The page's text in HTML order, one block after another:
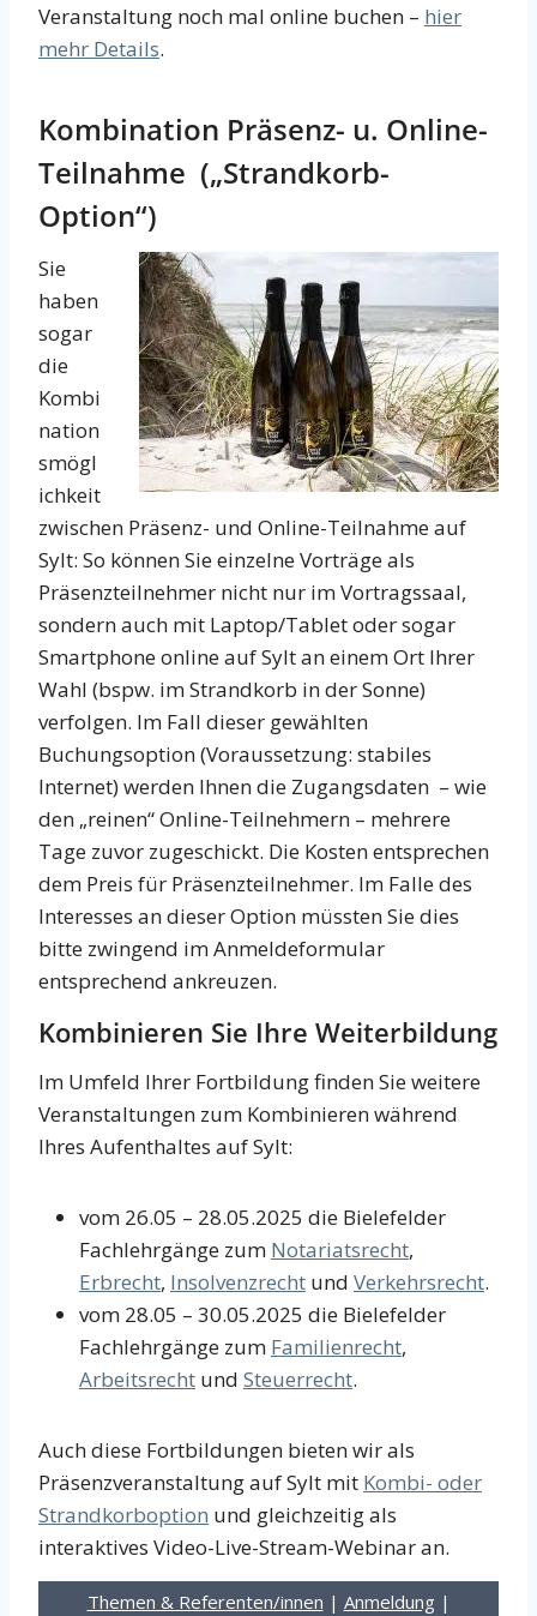
Veranstaltung noch mal online buchen – hier
mehr Details.
Kombination Präsenz- u. Online-
Teilnahme („Strandkorb-
Option“)
Sie
haben
sogar
die
Kombi
nation
smögl
ichkeit
zwischen Präsenz- und Online-Teilnahme auf
Sylt: So können Sie einzelne Vorträge als
Präsenzteilnehmer nicht nur im Vortragssaal,
sondern auch mit Laptop/Tablet oder sogar
Smartphone online auf Sylt an einem Ort Ihrer
Wahl (bspw. im Strandkorb in der Sonne)
verfolgen. Im Fall dieser gewählten
Buchungsoption (Voraussetzung: stabiles
Internet) werden Ihnen die Zugangsdaten – wie
den „reinen“ Online-Teilnehmern – mehrere
Tage zuvor zugeschickt. Die Kosten entsprechen
dem Preis für Präsenzteilnehmer. Im Falle des
Interesses an dieser Option müssten Sie dies
bitte zwingend im Anmeldeformular
entsprechend ankreuzen.
Kombinieren Sie Ihre Weiterbildung
Im Umfeld Ihrer Fortbildung finden Sie weitere
Veranstaltungen zum Kombinieren während
Ihres Aufenthaltes auf Sylt:
vom 26.05 – 28.05.2025 die Bielefelder
Fachlehrgänge zum Notariatsrecht,
Erbrecht, Insolvenzrecht und Verkehrsrecht.
vom 28.05 – 30.05.2025 die Bielefelder
Fachlehrgänge zum Familienrecht,
Arbeitsrecht und Steuerrecht.
Auch diese Fortbildungen bieten wir als
Präsenzveranstaltung auf Sylt mit Kombi- oder
Strandkorboption und gleichzeitig als
interaktives Video-Live-Stream-Webinar an.
Themen & Referenten/innen | Anmeldung|